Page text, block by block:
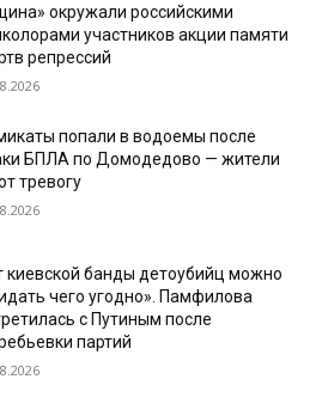
окружали российскими
участников акции памяти
репрессий
попали в водоемы после
БПЛА по Домодедово — жители
тревогу
киевской банды детоубийц можно
чего угодно». Памфилова
с Путиным после
партий